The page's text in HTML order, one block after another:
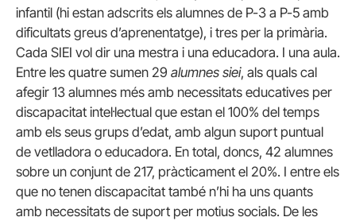
infantil (hi estan adscrits els alumnes de P-3 a P-5 amb
dificultats greus d’aprenentatge), i tres per la primària.
Cada SIEI vol dir una mestra i una educadora. I una aula.
Entre les quatre sumen 29 alumnes siei, als quals cal
afegir 13 alumnes més amb necessitats educatives per
discapacitat intel·lectual que estan el 100% del temps
amb els seus grups d’edat, amb algun suport puntual
de vetlladora o educadora. En total, doncs, 42 alumnes
sobre un conjunt de 217, pràcticament el 20%. I entre els
que no tenen discapacitat també n’hi ha uns quants
amb necessitats de suport per motius socials. De les